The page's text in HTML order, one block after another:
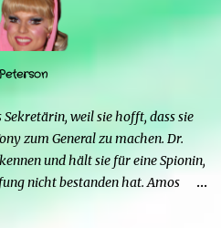
überrascht Serena mit
ihn zu heiraten, aber sie
zu geben. Sie kann nicht mit
sie sonst zur Goldenen Hirschkuh
würde. Außerdem möchte sie
Herkules ma...
Sekretärin, weil sie hofft, dass sie
zum General zu machen. Dr.
und hält sie für eine Spionin,
nicht bestanden hat. Amos